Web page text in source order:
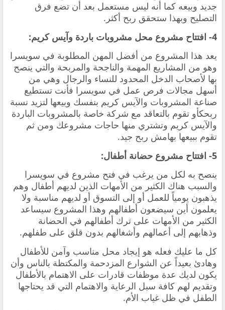
جديد وبيعه كما أنه ليس مستعمل بعد أن تضع فرق
التصليح وبهذا ستحقق ربح أكثر.
4- افتتاح مشروع محل مشروبات باردة وآيس كريم:
يعد هذا المشروع من أفضل المهن المطلوبة في سويسرا
وهو من المشاريع المهمة والناجحة والمربحة والتي ينصح
بها لأصحاب الدخل المحدود للنساء والرجال وهي من
أسهل مجالات فرص عمل في سويسرا فأنت تستطيع
صناعة المشروبات والآيس كريم بنفسك وبيعها لتزيد نسبة
ربحكأو تقوم بالتعاقد مع شركة خاصة بالمشروبات الباردة
والآيس كريم وتشتري منها حاجات مشروعك ومن ثم
تقوم ببيعها بهامش ربح جيد.
5- افتتاح مشروع حضانة أطفال:
ينصح به لكل من يرغب في فتح مشروع في سويسرا
والسبب هناك الكثير من الأمهات الذين لديهم أطفال وهم
يذهبون يومياً للعمل أو إلى التسوق أو لديهم مناسبة ولا
يعلمون أين سيضعون أطفالهم وهذا المشروع سيساعد
الكثير من الأمهات على ترك أطفالهم في الحضانة
وذهابهم إلى أعمالهم وأشغالهم بدون قلق على طفلهم.
كل ما عليك فعله هو إيجاد محل مناسب وآمن للأطفال
وهادئ بعيداً عن الشوارع المزدحمة والمكتظة بالناس وأن
يكون لديك عدة موظفات قادرات على الاهتمام بالأطفال
وتقديم لهم كافة سبل الرعاية والاهتمام التي قد يحتاجها
الطفل في ظل غياب الأم.